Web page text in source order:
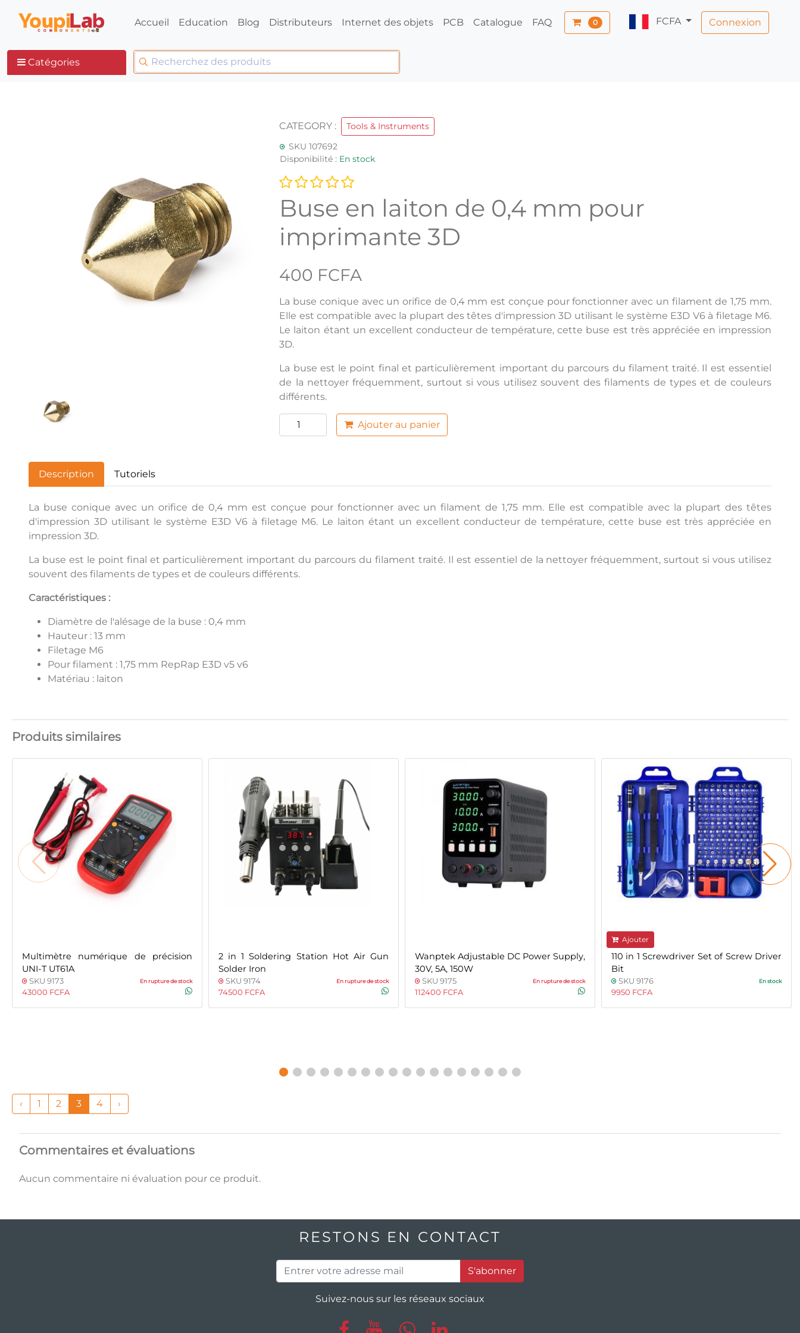
Accueil Education Blog Distributeurs Internet des objets PCB Catalogue FAQ 0 FCFA Connexion
Catégories
CATEGORY :
Tools & Instruments
SKU 107692
Disponibilité : En stock
Buse en laiton de 0,4 mm pour
imprimante 3D
400 FCFA
La buse conique avec un orifice de 0,4 mm est conçue pour fonctionner avec un filament de 1,75 mm.
Elle est compatible avec la plupart des têtes d'impression 3D utilisant le système E3D V6 à filetage M6.
Le laiton étant un excellent conducteur de température, cette buse est très appréciée en impression
3D.
La buse est le point final et particulièrement important du parcours du filament traité. Il est essentiel
de la nettoyer fréquemment, surtout si vous utilisez souvent des filaments de types et de couleurs
différents.
Ajouter au panier
Description Tutoriels
La buse conique avec un orifice de 0,4 mm est conçue pour fonctionner avec un filament de 1,75 mm. Elle est compatible avec la plupart des têtes
d'impression 3D utilisant le système E3D V6 à filetage M6. Le laiton étant un excellent conducteur de température, cette buse est très appréciée en
impression 3D.
La buse est le point final et particulièrement important du parcours du filament traité. Il est essentiel de la nettoyer fréquemment, surtout si vous utilisez
souvent des filaments de types et de couleurs différents.
Caractéristiques :
Diamètre de l'alésage de la buse : 0,4 mm
Hauteur : 13 mm
Filetage M6
Pour filament : 1,75 mm RepRap E3D v5 v6
Matériau : laiton
Produits similaires
Multimètre numérique de précision
UNI-T UT61A
SKU 9173 En rupture de stock
43000 FCFA
2 in 1 Soldering Station Hot Air Gun
Solder Iron
SKU 9174 En rupture de stock
74500 FCFA
Wanptek Adjustable DC Power Supply,
30V, 5A, 150W
SKU 9175 En rupture de stock
112400 FCFA
Ajouter
110 in 1 Screwdriver Set of Screw Driver
Bit
SKU 9176 En stock
9950 FCFA
‹ 1 2 3 4 ›
Commentaires et évaluations
Aucun commentaire ni évaluation pour ce produit.
RESTONS EN CONTACT
S'abonner
Suivez-nous sur les réseaux sociaux